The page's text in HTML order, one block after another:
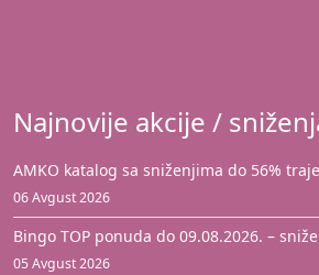
Najnovije akcije /
AMKO katalog sa sniženjima do 56%
06 Avgust 2026
Bingo TOP ponuda do 09.08.2026. –
05 Avgust 2026